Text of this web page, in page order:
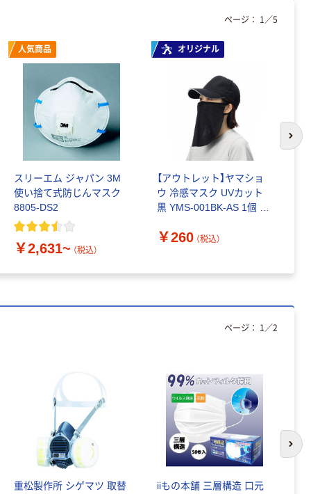
人気商品
スリーエム ジャパン 3M
使い捨て式防じんマスク
8805-DS2
￥2,631~ （税込）
オリジナル
【アウトレット】ヤマショ
ウ 冷感マスク UVカット
黒 YMS-001BK-AS 1個 オ
￥260 （税込）
ページ： 1 ／5
次
重松製作所 シゲマツ 取替
iiもの本舗 三層構造 口元
ページ： 1 ／2
次
ーホルダー A4
￥126~
本気プライス
ティッシュペー
パー ボックス
150組 5箱入 ア
スクル スマート
コンパクト ビ
ビッド PEFC認
証
￥328~ （税込）
本気プライス
中判 再生紙
ル 大王製紙共同